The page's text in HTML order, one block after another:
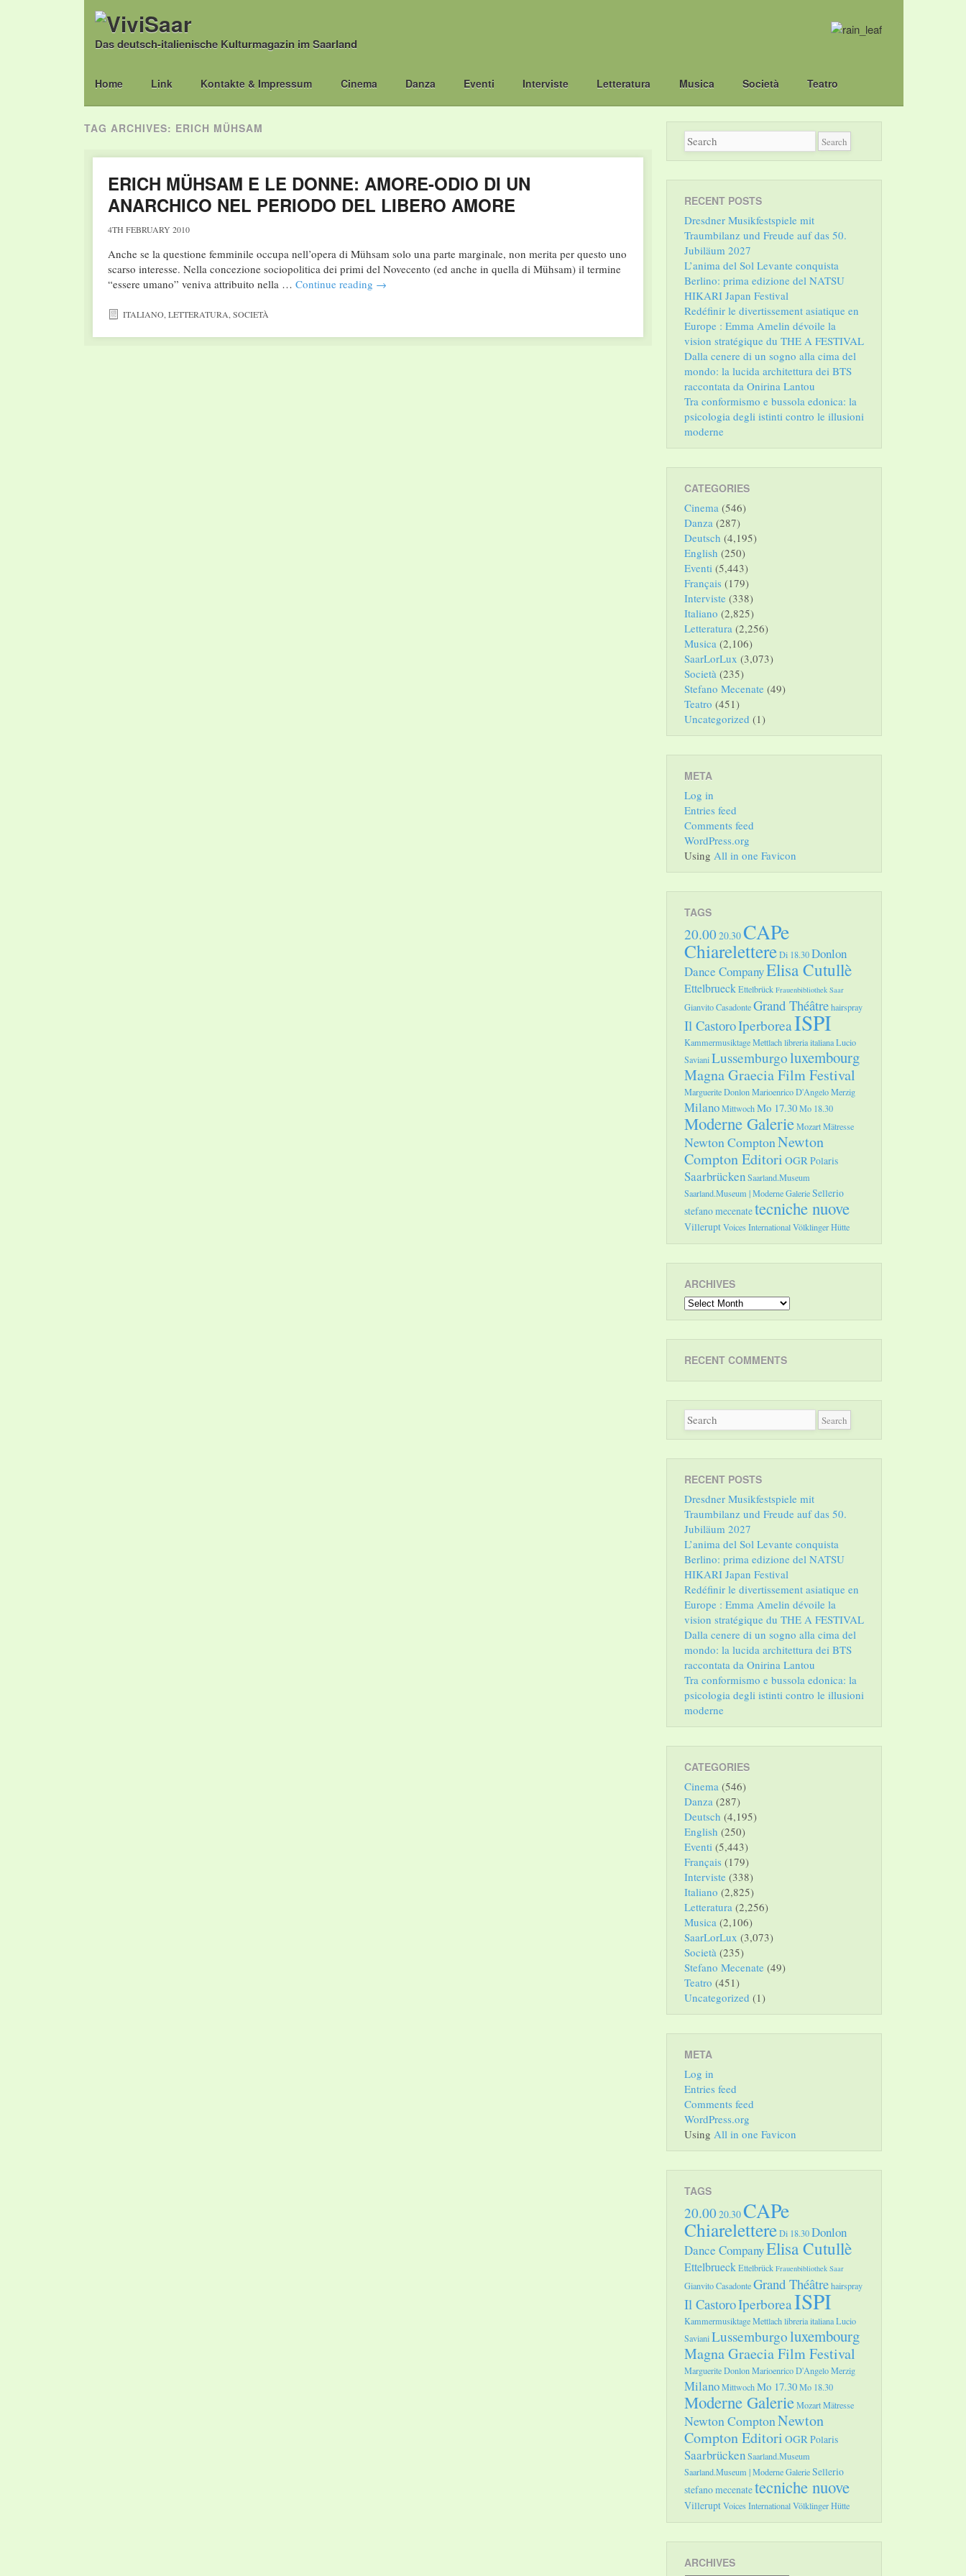
Das deutsch-italienische Kulturmagazin im Saarland
Main menu
Skip
Home Link Kontakte & Impressum Cinema Danza Eventi Interviste Letteratura Musica Società Teatro
TAG ARCHIVES: ERICH MÜHSAM
ERICH MÜHSAM E LE DONNE: AMORE-ODIO DI UN
ANARCHICO NEL PERIODO DEL LIBERO AMORE
4TH FEBRUARY 2010
Anche se la questione femminile occupa nell’opera di Mühsam solo una parte marginale, non merita per questo uno
scarso interesse. Nella concezione sociopolitica dei primi del Novecento (ed anche in quella di Mühsam) il termine
“essere umano” veniva attribuito nella … Continue reading →
ITALIANO,LETTERATURA,SOCIETÀ
RECENT POSTS
Dresdner Musikfestspiele mit
Traumbilanz und Freude auf das 50.
Jubiläum 2027
L’anima del Sol Levante conquista
Berlino: prima edizione del NATSU
HIKARI Japan Festival
Redéfinir le divertissement asiatique en
Europe : Emma Amelin dévoile la
vision stratégique du THE A FESTIVAL
Dalla cenere di un sogno alla cima del
mondo: la lucida architettura dei BTS
raccontata da Onirina Lantou
Tra conformismo e bussola edonica: la
psicologia degli istinti contro le illusioni
moderne
CATEGORIES
Cinema (546)
Danza (287)
Deutsch (4,195)
English (250)
Eventi (5,443)
Français (179)
Interviste (338)
Italiano (2,825)
Letteratura (2,256)
Musica (2,106)
SaarLorLux (3,073)
Società (235)
Stefano Mecenate (49)
Teatro (451)
Uncategorized (1)
META
Log in
Entries feed
Comments feed
WordPress.org
Using All in one Favicon
TAGS
20.00 20.30CAPe
ChiarelettereDi 18.30Donlon
Dance CompanyElisa Cutullè
EttelbrueckEttelbrück Frauenbibliothek Saar
Gianvito CasadonteGrand Théâtrehairspray
Il CastoroIperboreaISPI
Kammermusiktage Mettlachlibreria italianaLucio
SavianiLussemburgoluxembourg
Magna Graecia Film Festival
Marguerite DonlonMarioenrico D'AngeloMerzig
MilanoMittwochMo 17.30Mo 18.30
Moderne GalerieMozartMätresse
Newton ComptonNewton
Compton Editori OGRPolaris
SaarbrückenSaarland.Museum
Saarland.Museum | Moderne GalerieSellerio
stefano mecenatetecniche nuove
VilleruptVoices InternationalVölklinger Hütte
ARCHIVES
Archives
RECENT COMMENTS
RECENT POSTS
Dresdner Musikfestspiele mit
Traumbilanz und Freude auf das 50.
Jubiläum 2027
L’anima del Sol Levante conquista
Berlino: prima edizione del NATSU
HIKARI Japan Festival
Redéfinir le divertissement asiatique en
Europe : Emma Amelin dévoile la
vision stratégique du THE A FESTIVAL
Dalla cenere di un sogno alla cima del
mondo: la lucida architettura dei BTS
raccontata da Onirina Lantou
Tra conformismo e bussola edonica: la
psicologia degli istinti contro le illusioni
moderne
CATEGORIES
Cinema (546)
Danza (287)
Deutsch (4,195)
English (250)
Eventi (5,443)
Français (179)
Interviste (338)
Italiano (2,825)
Letteratura (2,256)
Musica (2,106)
SaarLorLux (3,073)
Società (235)
Stefano Mecenate (49)
Teatro (451)
Uncategorized (1)
META
Log in
Entries feed
Comments feed
WordPress.org
Using All in one Favicon
TAGS
20.00 20.30CAPe
ChiarelettereDi 18.30Donlon
Dance CompanyElisa Cutullè
EttelbrueckEttelbrück Frauenbibliothek Saar
Gianvito CasadonteGrand Théâtrehairspray
Il CastoroIperboreaISPI
Kammermusiktage Mettlachlibreria italianaLucio
SavianiLussemburgoluxembourg
Magna Graecia Film Festival
Marguerite DonlonMarioenrico D'AngeloMerzig
MilanoMittwochMo 17.30Mo 18.30
Moderne GalerieMozartMätresse
Newton ComptonNewton
Compton Editori OGRPolaris
SaarbrückenSaarland.Museum
Saarland.Museum | Moderne GalerieSellerio
stefano mecenatetecniche nuove
VilleruptVoices InternationalVölklinger Hütte
ARCHIVES